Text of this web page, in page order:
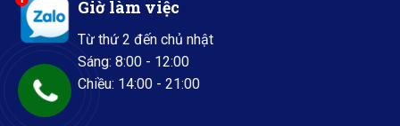
Giờ làm việc
Từ thứ 2 đến chủ nhật
Sáng: 8:00 - 12:00
Chiều: 14:00 - 21:00